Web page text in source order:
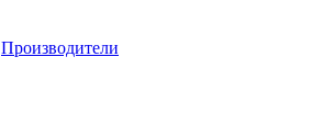
Производители